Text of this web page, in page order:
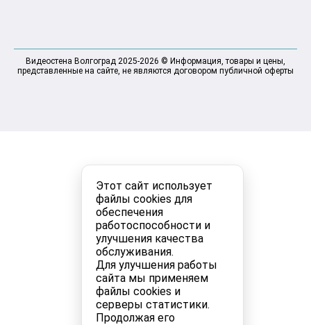
Этот сайт использует
файлы cookies для
обеспечения
работоспособности и
улучшения качества
обслуживания.
Для улучшения работы
сайта мы применяем
файлы cookies и
серверы статистики.
Продолжая его
Видеостена Волгоград 2025-2026 © Информация, товары и цены,
представленные на сайте, не являются договором публичной оферты